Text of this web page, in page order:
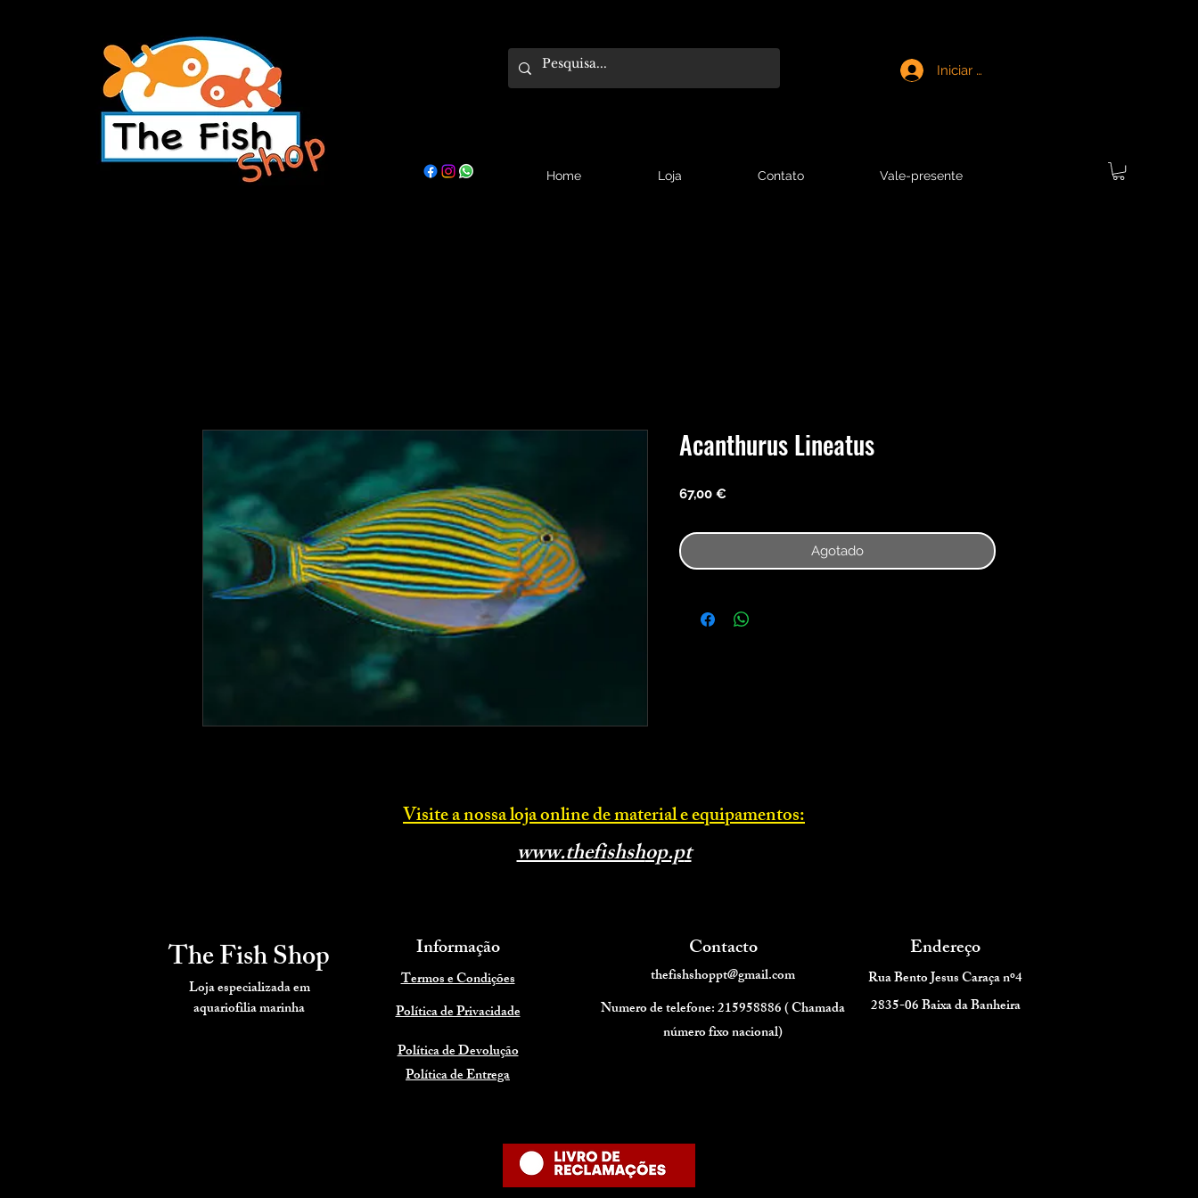
Iniciar sesión
Home Loja Contato Vale-presente
Acanthurus Lineatus
67,00 €Precio
Agotado
Visite a nossa loja online de material e equipamentos:
www.thefishshop.pt
The Fish Shop
Loja especializada em
aquariofiliamarinha
Informação
Termos e Condições
Política de Privacidade
Política de Devolução
Contacto Endereço
thefishshoppt@gmail.com
Numero de telefone: 215958886 ( Chamada
número fixo nacional)
Rua Bento Jesus Caraça nº4
2835-06 Baixa da Banheira
Política de Entrega